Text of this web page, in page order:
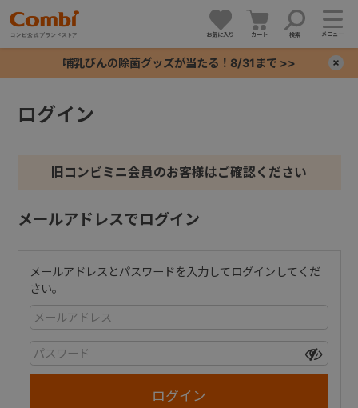
お気に入り カート 検索 メニュー
哺乳びんの除菌グッズが当たる！8/31まで >>
ログイン
旧コンビミニ会員のお客様はご確認ください
メールアドレスでログイン
メールアドレスとパスワードを入力してログインしてくだ
さい。